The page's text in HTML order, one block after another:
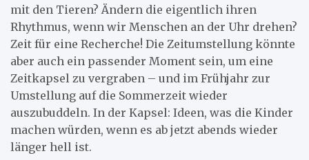
mit den Tieren? Ändern die eigentlich ihren
Rhythmus, wenn wir Menschen an der Uhr drehen?
Zeit für eine Recherche! Die Zeitumstellung könnte
aber auch ein passender Moment sein, um eine
Zeitkapsel zu vergraben – und im Frühjahr zur
Umstellung auf die Sommerzeit wieder
auszubuddeln. In der Kapsel: Ideen, was die Kinder
machen würden, wenn es ab jetzt abends wieder
länger hell ist.